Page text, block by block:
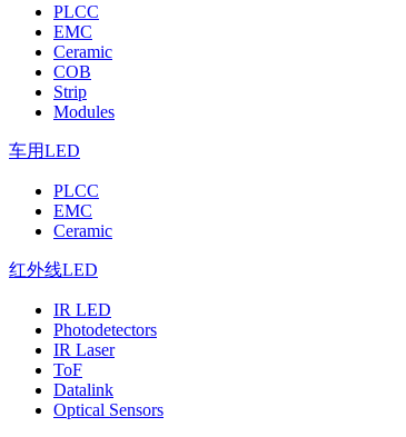
PLCC
EMC
Ceramic
COB
Strip
Modules
车用LED
PLCC
EMC
Ceramic
红外线LED
IR LED
Photodetectors
IR Laser
ToF
Datalink
Optical Sensors